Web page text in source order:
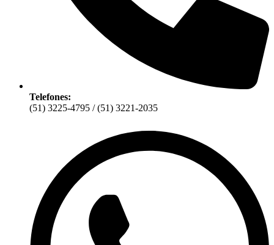
Telefones:
(51) 3225-4795 / (51) 3221-2035